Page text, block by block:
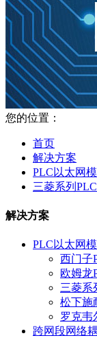
您的位置：
首页
解决方案
PLC以太网
三菱系列
解决方案
PLC以太网
西门子
欧姆龙
三菱系
松下施
罗克韦
跨网段网络